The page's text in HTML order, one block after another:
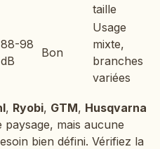
taille
88-98
dB
Bon
Usage
mixte,
branches
variées
, Ryobi, GTM, Husqvarna
paysage, mais aucune
bien défini. Vérifiez la